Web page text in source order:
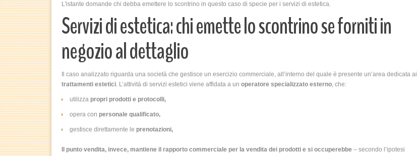
L'istante domande chi debba emettere lo scontrino in questo caso di specie per i servizi di estetica.
Servizi di estetica: chi emette lo scontrino se forniti in
negozio al dettaglio
Il caso analizzato riguarda una società che gestisce un esercizio commerciale, all’interno del quale è presente un’area dedicata ai
trattamenti estetici. L’attività di servizi estetici viene affidata a un operatore specializzato esterno, che:
utilizza propri prodotti e protocolli,
opera con personale qualificato,
gestisce direttamente le prenotazioni,
Il punto vendita, invece, mantiene il rapporto commerciale per la vendita dei prodotti e si occuperebbe – secondo l’ipotesi